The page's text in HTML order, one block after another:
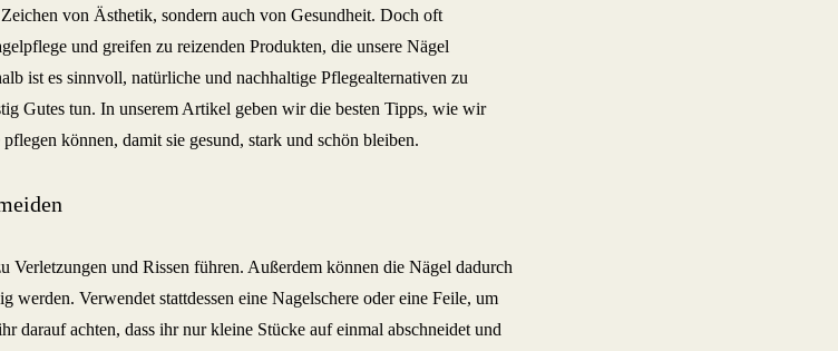
von Ästhetik, sondern auch von Gesundheit. Doch oft
und greifen zu reizenden Produkten, die unsere Nägel
ist es sinnvoll, natürliche und nachhaltige Pflegealternativen zu
Gutes tun. In unserem Artikel geben wir die besten Tipps, wie wir
können, damit sie gesund, stark und schön bleiben.
Verletzungen und Rissen führen. Außerdem können die Nägel dadurch
werden. Verwendet stattdessen eine Nagelschere oder eine Feile, um
darauf achten, dass ihr nur kleine Stücke auf einmal abschneidet und